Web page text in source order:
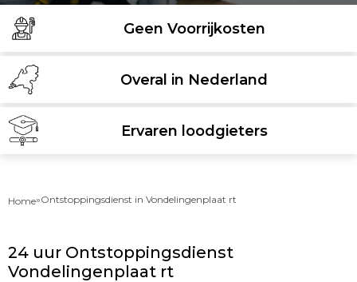
Geen Voorrijkosten
Overal in Nederland
Ervaren loodgieters
Home»Ontstoppingsdienst in Vondelingenplaat rt
24 uur Ontstoppingsdienst
Vondelingenplaat rt